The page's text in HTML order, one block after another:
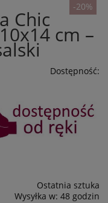
Chic
cm –
Dostępność:
Ostatnia sztuka
Wysyłka w: 48 godzin
-20%